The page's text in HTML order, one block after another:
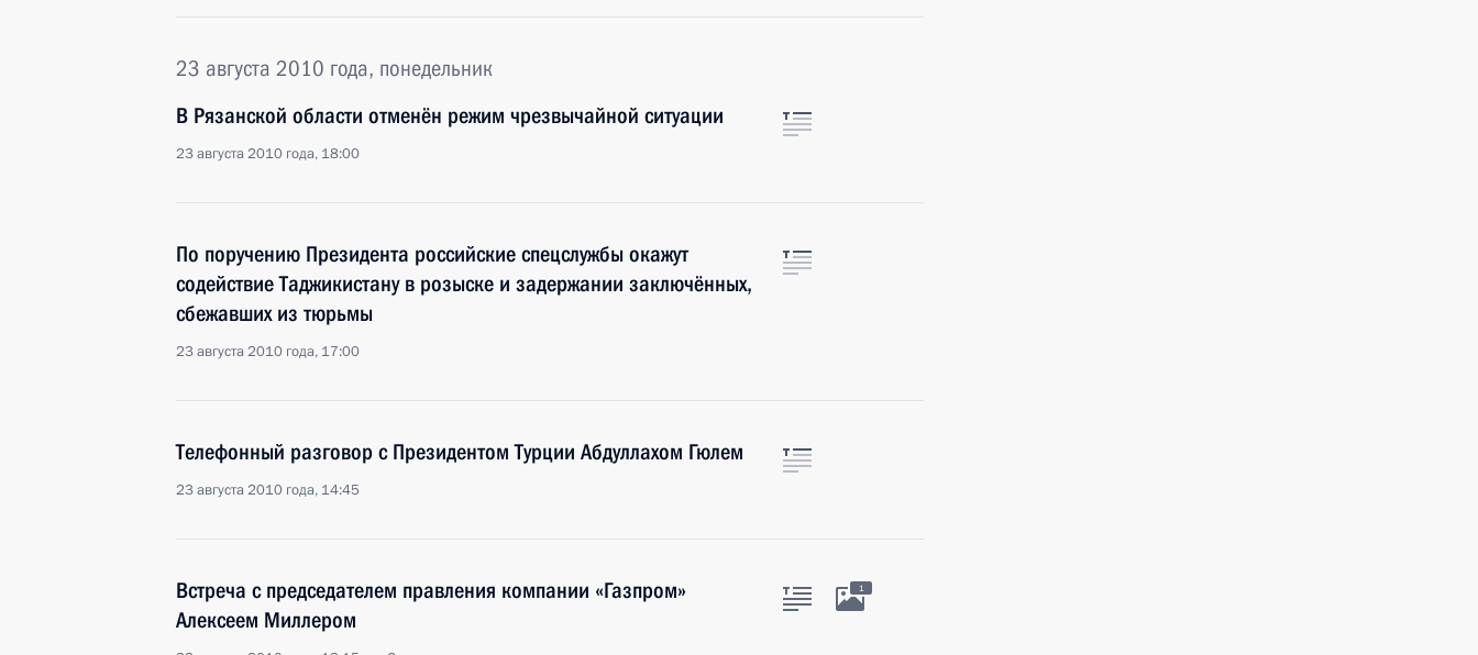
23 августа 2010 года, понедельник
В Рязанской области отменён режим чрезвычайной ситуации
23 августа 2010 года, 18:00
По поручению Президента российские спецслужбы окажут
содействие Таджикистану в розыске и задержании заключённых,
сбежавших из тюрьмы
23 августа 2010 года, 17:00
Телефонный разговор с Президентом Турции Абдуллахом Гюлем
23 августа 2010 года, 14:45
Встреча с председателем правления компании «Газпром»
Алексеем Миллером
1